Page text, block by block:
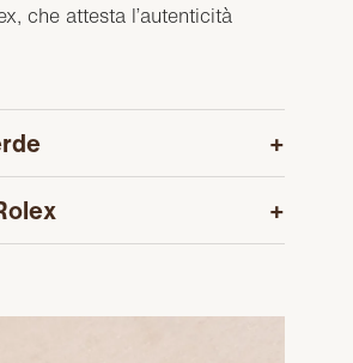
che attesta l’autenticità